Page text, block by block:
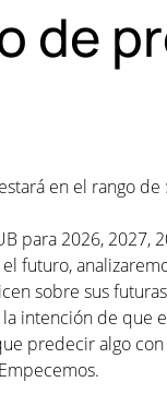
de
en el rango
para 2026, 2027,
futuro,
sobre sus
intención de que
predecir algo